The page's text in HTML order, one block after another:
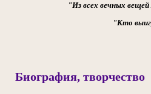
"Из всех вечных
"Кто
Биография, творчество